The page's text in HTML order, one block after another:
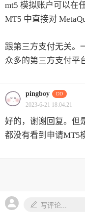
mt5 模拟账户可以在
MT5 中直接对
跟第三方支付无关。
众多的第三方支付平
pingboy DD
2023-6-21 18:04:21
好的，谢谢回复。但
都没有看到申请MT5
写评论...